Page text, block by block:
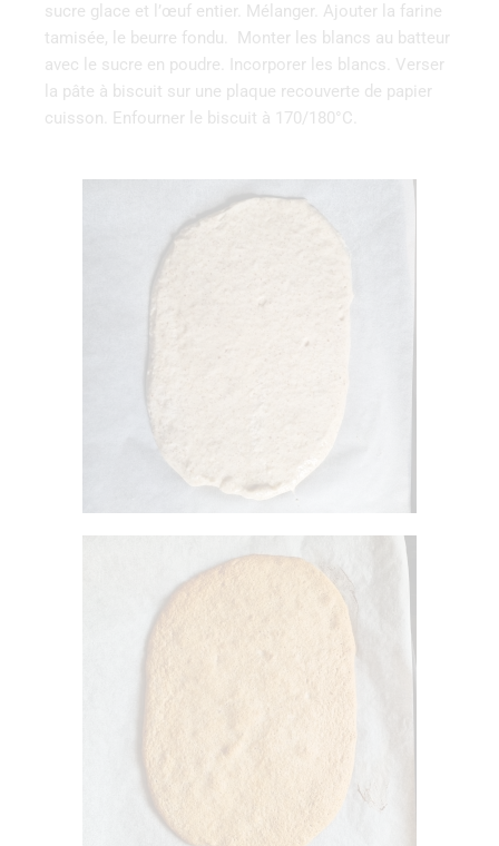
sucre glace et l’œuf entier. Mélanger. Ajouter la farine
tamisée, le beurre fondu. Monter les blancs au batteur
avec le sucre en poudre. Incorporer les blancs. Verser
la pâte à biscuit sur une plaque recouverte de papier
cuisson. Enfourner le biscuit à 170/180°C.